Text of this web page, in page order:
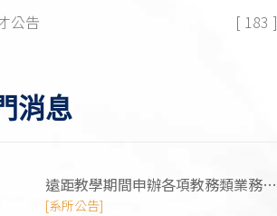
公告
[ 183 ]
消息
遠距教學期間申辦各項教務類業務之
彈性方式
[系所公告]